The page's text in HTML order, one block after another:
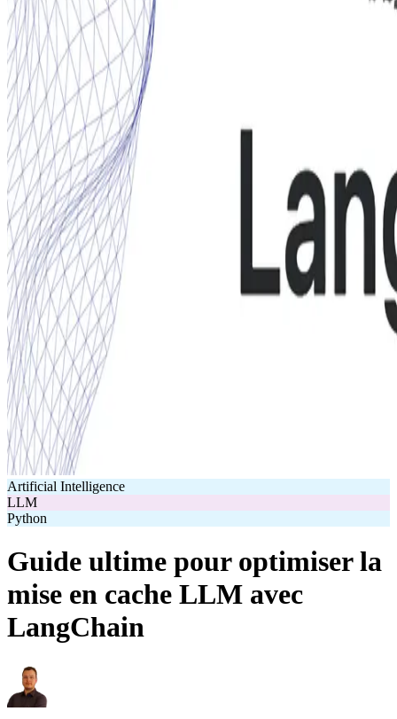
Artificial Intelligence
LLM
Python
Guide ultime pour optimiser la
mise en cache LLM avec
LangChain